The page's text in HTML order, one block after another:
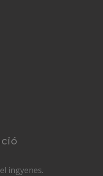
ingyenes.